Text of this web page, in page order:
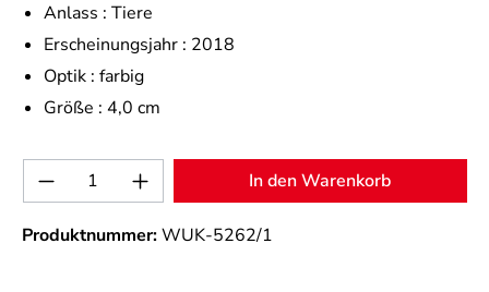
Anlass : Tiere
Erscheinungsjahr : 2018
Optik : farbig
Größe : 4,0 cm
Produkt Anzahl: Gib den gewünschten
In den Warenkorb
Produktnummer:WUK-5262/1